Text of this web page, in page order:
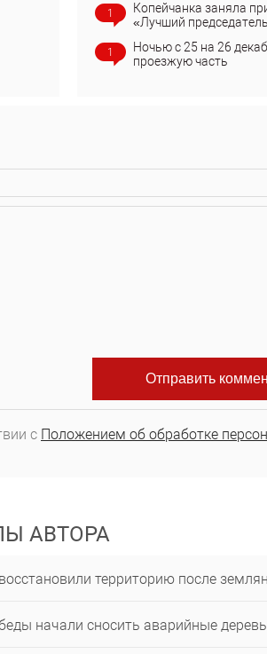
1
Копейчанка заняла
«Лучший
1
Ночью с 25 на 26
проезжую часть
с Положением об обработке
АВТОРА
территорию после
начали сносить аварийные